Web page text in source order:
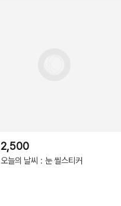
2,500
오늘의 날씨 : 눈 씰스티커